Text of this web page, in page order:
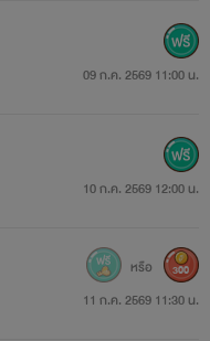
09 ก.ค. 2569 11:00 น.
10 ก.ค. 2569 12:00 น.
11 ก.ค. 2569 11:30 น.
หรือ 300